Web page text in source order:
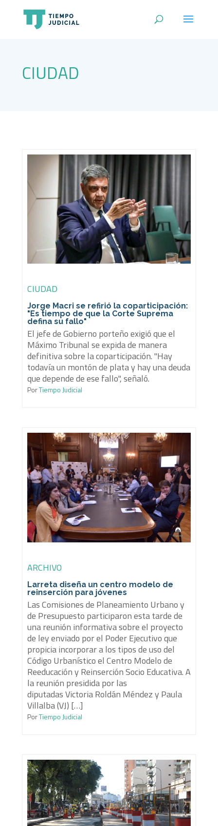
CIUDAD
CIUDAD
Jorge Macri se refirió la coparticipación:
"Es tiempo de que la Corte Suprema
defina su fallo"
El jefe de Gobierno porteño exigió que el
Máximo Tribunal se expida de manera
definitiva sobre la coparticipación. "Hay
todavía un montón de plata y hay una deuda
que depende de ese fallo", señaló.
PorTiempo Judicial
ARCHIVO
Larreta diseña un centro modelo de
reinserción para jóvenes
Las Comisiones de Planeamiento Urbano y
de Presupuesto participaron esta tarde de
una reunión informativa sobre el proyecto
de ley enviado por el Poder Ejecutivo que
propicia incorporar a los tipos de uso del
Código Urbanístico el Centro Modelo de
Reeducación y Reinserción Socio Educativa. A
la reunión presidida por las
diputadas Victoria Roldán Méndez y Paula
Villalba (VJ) […]
PorTiempo Judicial